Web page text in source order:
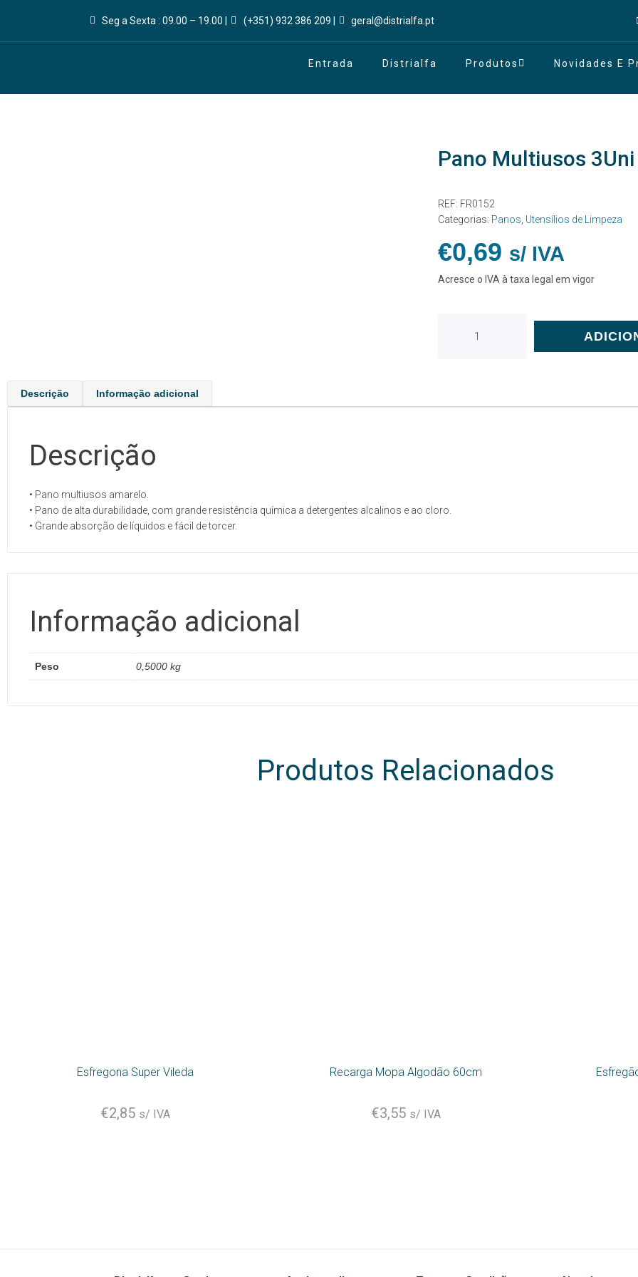
Seg a Sexta : 09.00 – 19.00 | (+351) 932 386 209 | geral@distrialfa.pt
Entrada Distrialfa Produtos Novidades E
Pano Multiusos 3Uni
REF: FR0152
Categorias: Panos Utensílios de Limpeza
€0,69 s/ IVA
Acresce o IVA à taxa legal em vigor
Descrição Informação adicional
Descrição
• Pano multiusos amarelo.
• Pano de alta durabilidade, com grande resistência química a detergentes alcalinos e ao cloro.
• Grande absorção de líquidos e fácil de torcer.
Informação adicional
Peso 0,5000 kg
Produtos Relacionados
Esfregona Super Vileda
€2,85 s/ IVA
Recarga Mopa Algodão 60cm
€3,55 s/ IVA